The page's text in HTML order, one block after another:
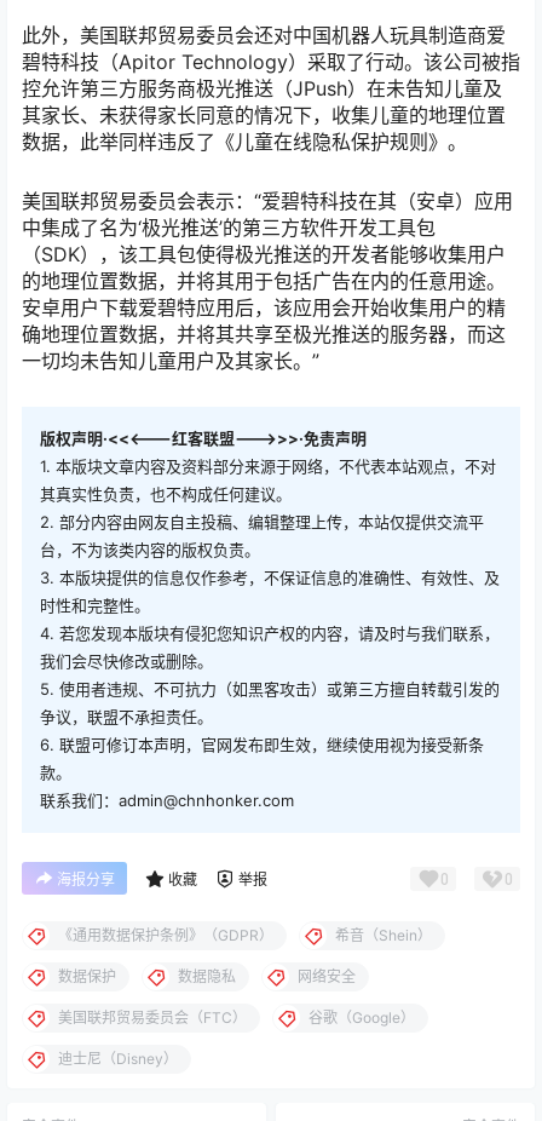
此外，美国联邦贸易委员会还对中国机器人玩具制造商爱
碧特科技（Apitor Technology）采取了行动。该公司被指
控允许第三方服务商极光推送（JPush）在未告知儿童及
其家长、未获得家长同意的情况下，收集儿童的地理位置
数据，此举同样违反了《儿童在线隐私保护规则》。
美国联邦贸易委员会表示：“爱碧特科技在其（安卓）应用
中集成了名为‘极光推送’的第三方软件开发工具包
（SDK），该工具包使得极光推送的开发者能够收集用户
的地理位置数据，并将其用于包括广告在内的任意用途。
安卓用户下载爱碧特应用后，该应用会开始收集用户的精
确地理位置数据，并将其共享至极光推送的服务器，而这
一切均未告知儿童用户及其家长。”
版权声明·<<<---红客联盟--->>>·免责声明
1. 本版块文章内容及资料部分来源于网络，不代表本站观点，不对
其真实性负责，也不构成任何建议。
2. 部分内容由网友自主投稿、编辑整理上传，本站仅提供交流平
台，不为该类内容的版权负责。
3. 本版块提供的信息仅作参考，不保证信息的准确性、有效性、及
时性和完整性。
4. 若您发现本版块有侵犯您知识产权的内容，请及时与我们联系，
我们会尽快修改或删除。
5. 使用者违规、不可抗力（如黑客攻击）或第三方擅自转载引发的
争议，联盟不承担责任。
6. 联盟可修订本声明，官网发布即生效，继续使用视为接受新条
款。
联系我们：admin@chnhonker.com
海报分享 收藏 举报 0 0
《通用数据保护条例》（GDPR） 希音（Shein）
数据保护 数据隐私 网络安全
美国联邦贸易委员会（FTC） 谷歌（Google）
迪士尼（Disney）